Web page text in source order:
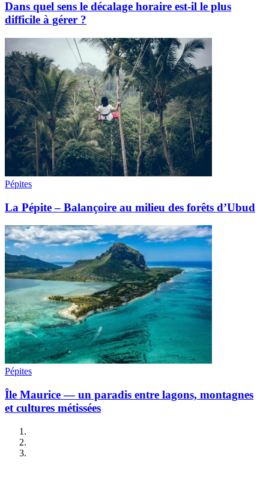
Dans quel sens le décalage horaire est-il le plus
difficile à gérer ?
Pépites
La Pépite – Balançoire au milieu des forêts d’Ubud
Pépites
Île Maurice — un paradis entre lagons, montagnes
et cultures métissées